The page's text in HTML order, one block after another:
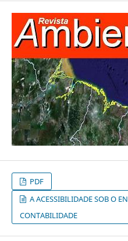
PDF
A ACESSIBILIDADE SOB O
CONTABILIDADE